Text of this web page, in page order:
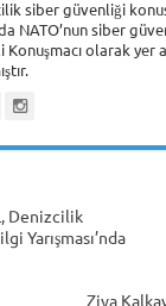
siber güvenliği
NATO’nun siber
olarak yer
Denizcilik
Yarışması’nda
Ziya